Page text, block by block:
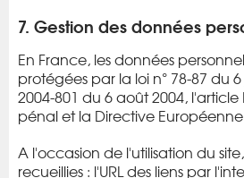
7. Gestion des données
En France, les données
protégées par la loi n° 78-87 du
2004-801 du 6 août 2004,
pénal et la Directive
A l'occasion de l'utilisation du
recueillies : l'URL des liens par